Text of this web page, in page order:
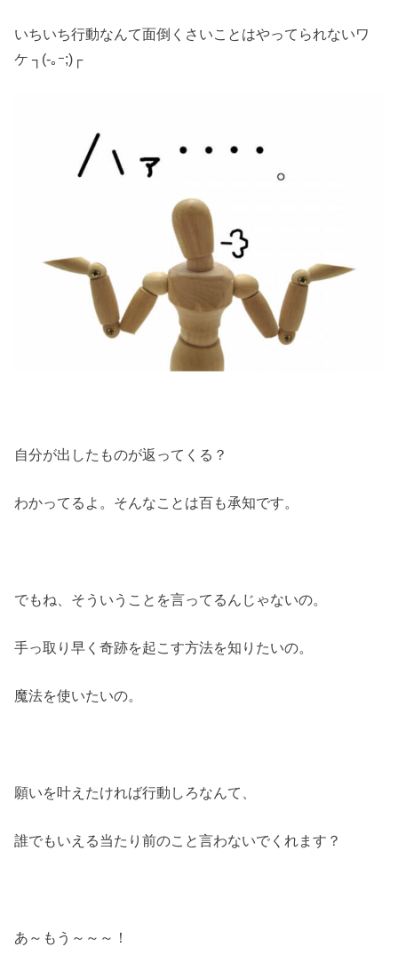
いちいち行動なんて面倒くさいことはやってられないワ
ケ ┐(-｡ｰ;)┌
自分が出したものが返ってくる？
わかってるよ。そんなことは百も承知です。
でもね、そういうことを言ってるんじゃないの。
手っ取り早く奇跡を起こす方法を知りたいの。
魔法を使いたいの。
願いを叶えたければ行動しろなんて、
誰でもいえる当たり前のこと言わないでくれます？
あ～もう～～～！